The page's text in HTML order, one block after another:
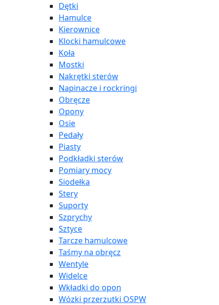
Dętki
Hamulce
Kierownice
Klocki hamulcowe
Koła
Mostki
Nakrętki sterów
Napinacze i rockringi
Obręcze
Opony
Osie
Pedały
Piasty
Podkładki sterów
Pomiary mocy
Siodełka
Stery
Suporty
Szprychy
Sztyce
Tarcze hamulcowe
Taśmy na obręcz
Wentyle
Widelce
Wkładki do opon
Wózki przerzutki OSPW